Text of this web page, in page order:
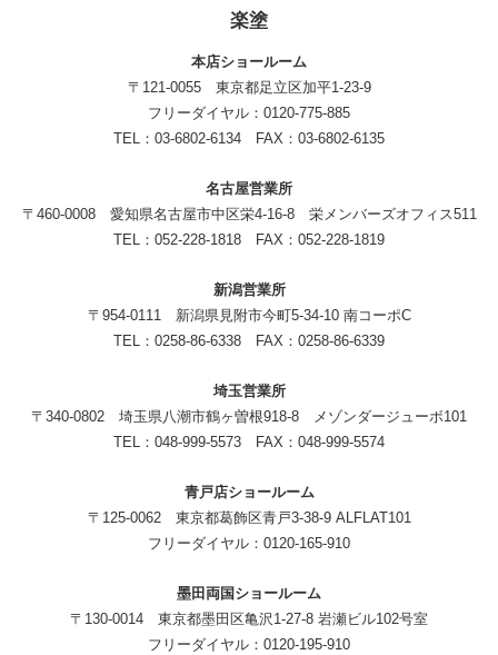
楽塗
本店ショールーム
〒121-0055 東京都足立区加平1-23-9
フリーダイヤル：0120-775-885
TEL：03-6802-6134 FAX：03-6802-6135
名古屋営業所
〒460-0008 愛知県名古屋市中区栄4-16-8 栄メンバーズオフィス511
TEL：052-228-1818 FAX：052-228-1819
新潟営業所
〒954-0111 新潟県見附市今町5-34-10 南コーポC
TEL：0258-86-6338 FAX：0258-86-6339
埼玉営業所
〒340-0802 埼玉県八潮市鶴ヶ曽根918-8 メゾンダージューボ101
TEL：048-999-5573 FAX：048-999-5574
青戸店ショールーム
〒125-0062 東京都葛飾区青戸3-38-9 ALFLAT101
フリーダイヤル：0120-165-910
墨田両国ショールーム
〒130-0014 東京都墨田区亀沢1-27-8 岩瀬ビル102号室
フリーダイヤル：0120-195-910